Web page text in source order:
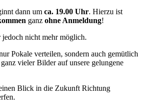
dann um ca. 19.00 Uhr. Hierzu ist
ganz ohne Anmeldung!
jedoch nicht mehr möglich.
Pokale verteilen, sondern auch gemütlich
vieler Bilder auf unsere gelungene
Blick in die Zukunft Richtung